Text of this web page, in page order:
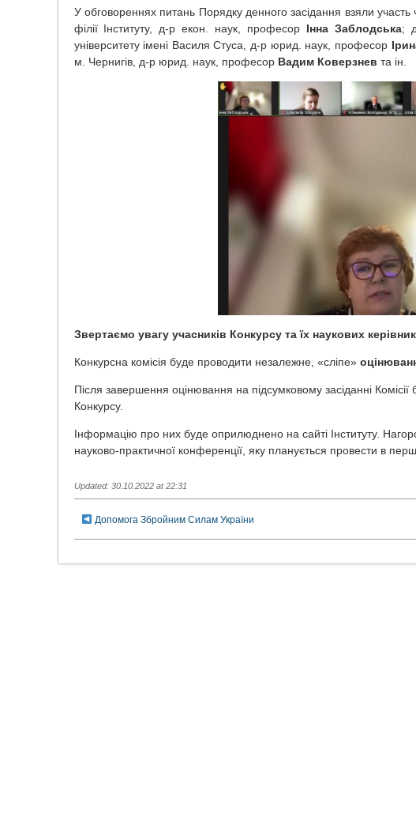
У обговореннях питань Порядку денного засідання взяли участь
філії Інституту, д-р екон. наук, професор Інна Заблодська;
університету імені Василя Стуса, д-р юрид. наук, професор
м. Чернигів, д-р юрид. наук, професор Вадим Коверзнев та ін.
Звертаємо увагу учасників Конкурсу та їх наукових
Конкурсна комісія буде проводити незалежне, «сліпе»
Після завершення оцінювання на підсумковому засіданні
Конкурсу.
Інформацію про них буде оприлюднено на сайті Інституту.
науково-практичної конференції, яку планується провести в
Updated: 30.10.2022 at 22:31
Допомога Збройним Силам України